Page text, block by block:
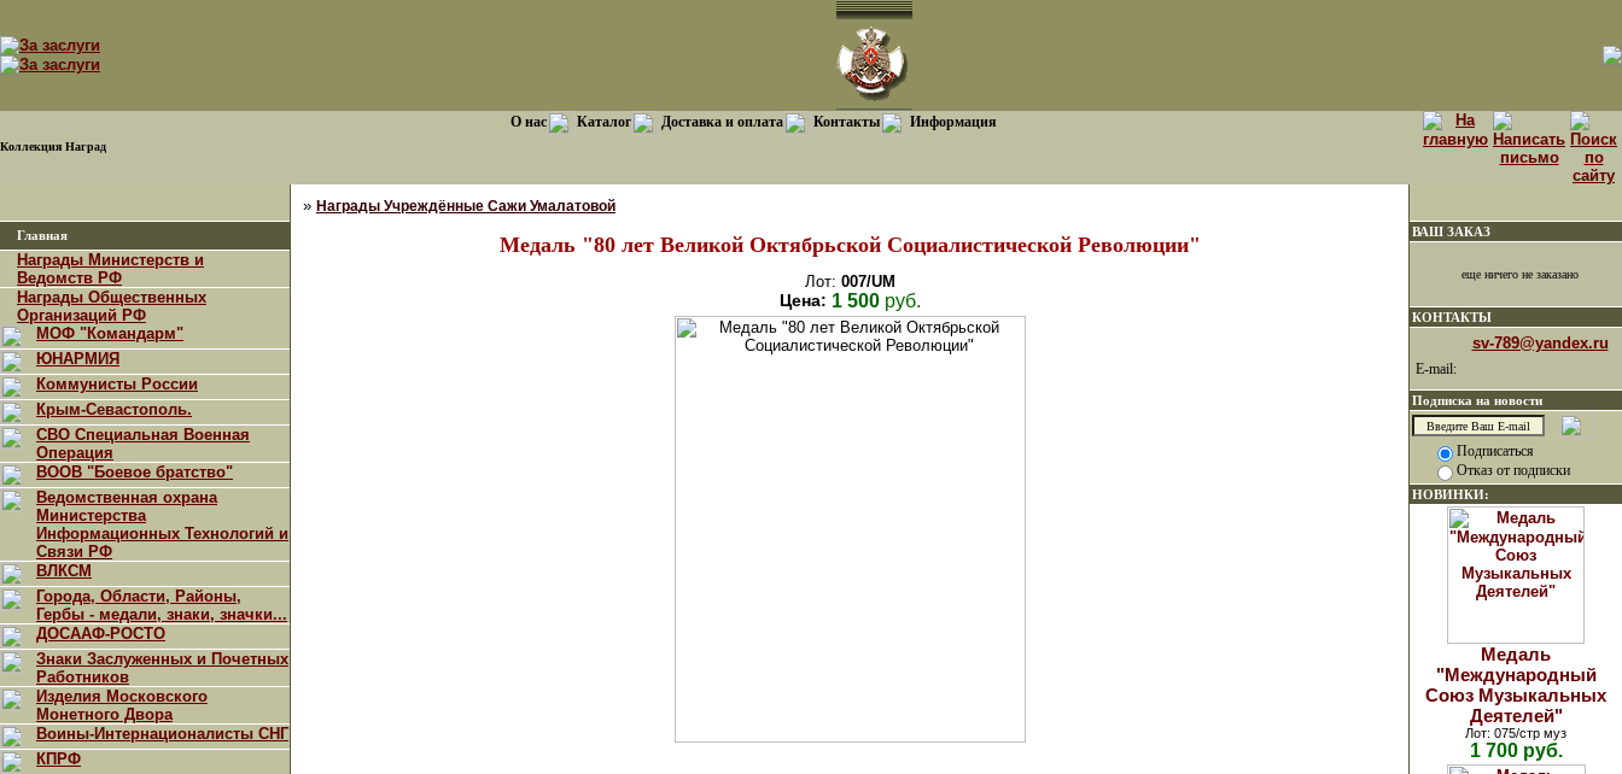
Коллекция Наград
О нас Каталог Доставка и оплата Контакты Информация
Главная
Награды Министерств и
Ведомств РФ
Награды Общественных
Организаций РФ
МОФ "Командарм"
ЮНАРМИЯ
Коммунисты России
Крым-Севастополь.
СВО Специальная Военная
Операция
ВООВ "Боевое братство"
Ведомственная охрана
Министерства
Информационных Технологий и
Связи РФ
ВЛКСМ
Города, Области, Районы,
Гербы - медали, знаки, значки...
ДОСААФ-РОСТО
Знаки Заслуженных и Почетных
Работников
Изделия Московского
Монетного Двора
Воины-Интернационалисты СНГ
КПРФ
» Награды Учреждённые Сажи Умалатовой
Медаль "80 лет Великой Октябрьской Социалистической Революции"
Лот: 007/UM
Цена: 1 500руб.
ВАШ ЗАКАЗ
еще ничего не заказано
КОНТАКТЫ
sv-789@yandex.ru
E-mail:
Подписка на новости
Подписаться
Отказ от подписки
НОВИНКИ:
Медаль
"Международный
Союз Музыкальных
Деятелей"
Лот: 075/стр муз
1 700 руб.